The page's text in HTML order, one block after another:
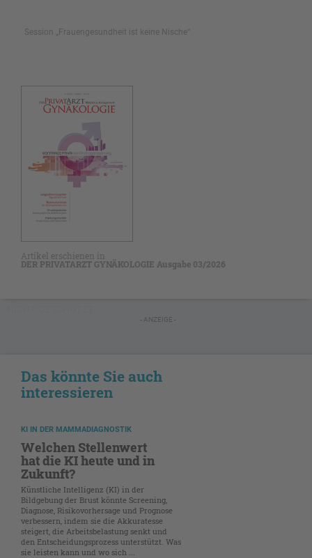
Session „Frauengesundheit ist keine Nische“
Artikel erschienen in
DER PRIVATARZT GYNÄKOLOGIE Ausgabe 03/2026
- ANZEIGE -
Das könnte Sie auch
interessieren
KI IN DER MAMMADIAGNOSTIK
Welchen Stellenwert
hat die KI heute und in
Zukunft?
Künstliche Intelligenz (KI) in der
Bildgebung der Brust könnte Screening,
Diagnose, Risikovorhersage und Prognose
verbessern, indem sie die Akkuratesse
steigert, die Arbeitsbelastung senkt und
den Entscheidungsprozess unterstützt. Was
sie leisten kann und wo sich ...